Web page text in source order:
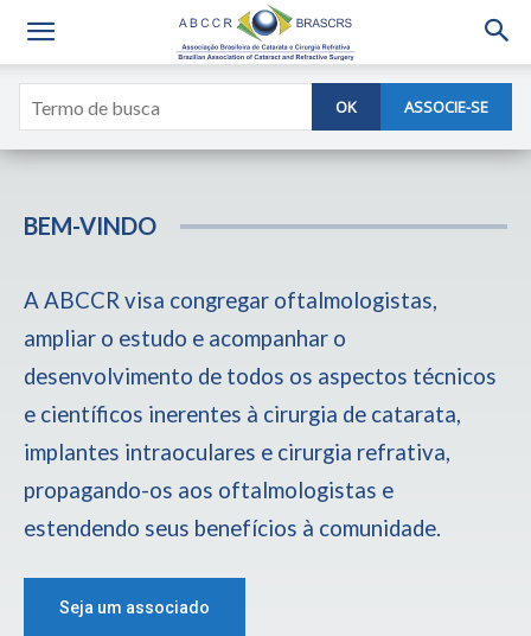
OK ASSOCIE-SE
BEM-VINDO
A ABCCR visa congregar oftalmologistas,
ampliar o estudo e acompanhar o
desenvolvimento de todos os aspectos técnicos
e científicos inerentes à cirurgia de catarata,
implantes intraoculares e cirurgia refrativa,
propagando-os aos oftalmologistas e
estendendo seus benefícios à comunidade.
Seja um associado